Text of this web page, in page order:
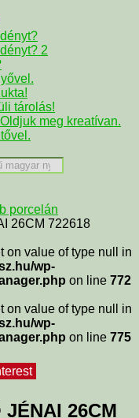
2
tárolás!
meg kreatívan.
porcelán
26CM 722618
on value of type null in
wp-
on line 772
on value of type null in
wp-
on line 775
26CM